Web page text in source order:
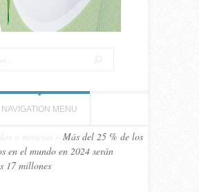
NAVIGATION MENU
o noticias
Más del 25 % de los
en el mundo en 2024 serán
17 millones